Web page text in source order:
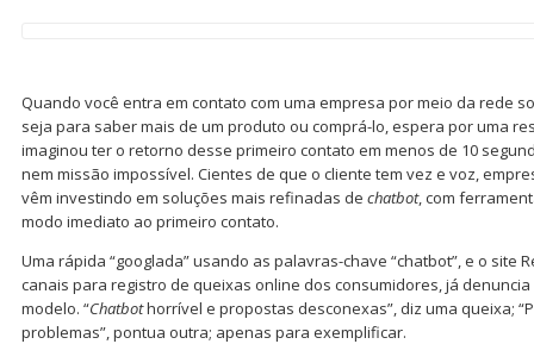
Quando você entra em contato com uma empresa por meio da rede
seja para saber mais de um produto ou comprá-lo, espera por uma
imaginou ter o retorno desse primeiro contato em menos de 10
nem missão impossível. Cientes de que o cliente tem vez e voz,
vêm investindo em soluções mais refinadas de chatbot, com
modo imediato ao primeiro contato.
Uma rápida “googlada” usando as palavras-chave “chatbot”, e o site
canais para registro de queixas online dos consumidores, já
modelo. “Chatbothorrível e propostas desconexas”, diz uma queixa;
problemas”, pontua outra; apenas para exemplificar.